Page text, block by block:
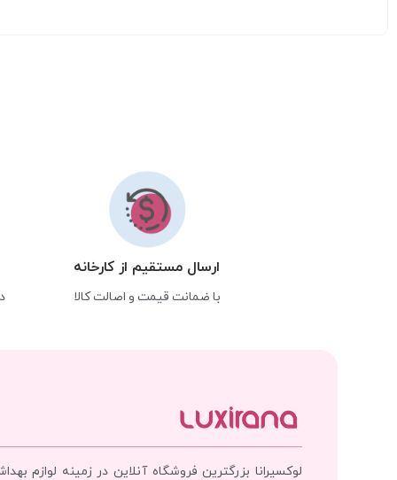
ارسال مستقیم از کارخانه
با ضمانت قیمت و اصالت کالا
لوکسیرانا بزرگترین فروشگاه آنلاین در زمینه لوازم